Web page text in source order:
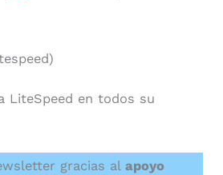
LiteSpeed en todos su
gracias al apoyo